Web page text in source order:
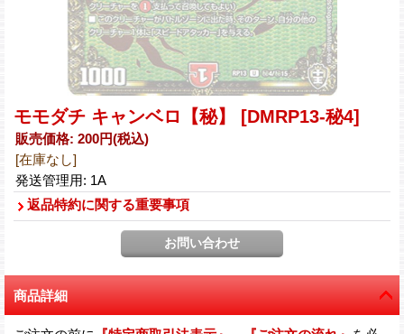
モモダチ キャンベロ【秘】 [DMRP13-秘4]
販売価格: 200円(税込)
[在庫なし]
発送管理用: 1A
返品特約に関する重要事項
商品詳細